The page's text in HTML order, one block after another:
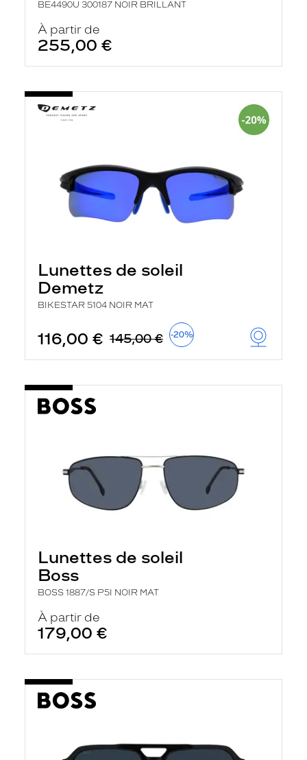
BE4490U 300187 NOIR BRILLANT
À partir de
255,00 €
Lunettes de soleil
Demetz
BIKESTAR 5104 NOIR MAT
116,00 € 145,00 € -20%
Lunettes de soleil
Boss
BOSS 1887/S P5I NOIR MAT
À partir de
179,00 €